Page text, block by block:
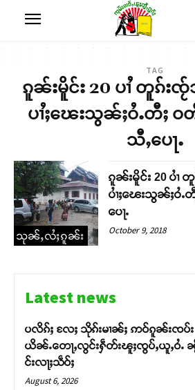
TAG
ၵူၼ်းမိူင်း 20 ပၢႆ တူၵ်း
ပၢႆႈၽေးသွၼ်ႈဝႆႉတီႈ ဝ
သီႇပေႃႉ
သုၼ်ႇလႆႈၵူၼ်း
ၵူၼ်းမိူင်း 20 ပၢႆ
ပၢႆႈၽေးသွၼ်ႈဝႆႉ
ပေႃႉ
October 9, 2018
Latest news
ပလိၵ်ႈ လႄႈ သိုၵ်းမၢၼ်ႈ ဢဝ်ၵူၼ်းၸပ်း
ယိၼ်ႉတေႃႇလွင်းႁဵတ်းၽူႈၸွပ်ႇယူႇဝႆႉ
င်းလႃႈသဵဝ်ႈ
August 6, 2026